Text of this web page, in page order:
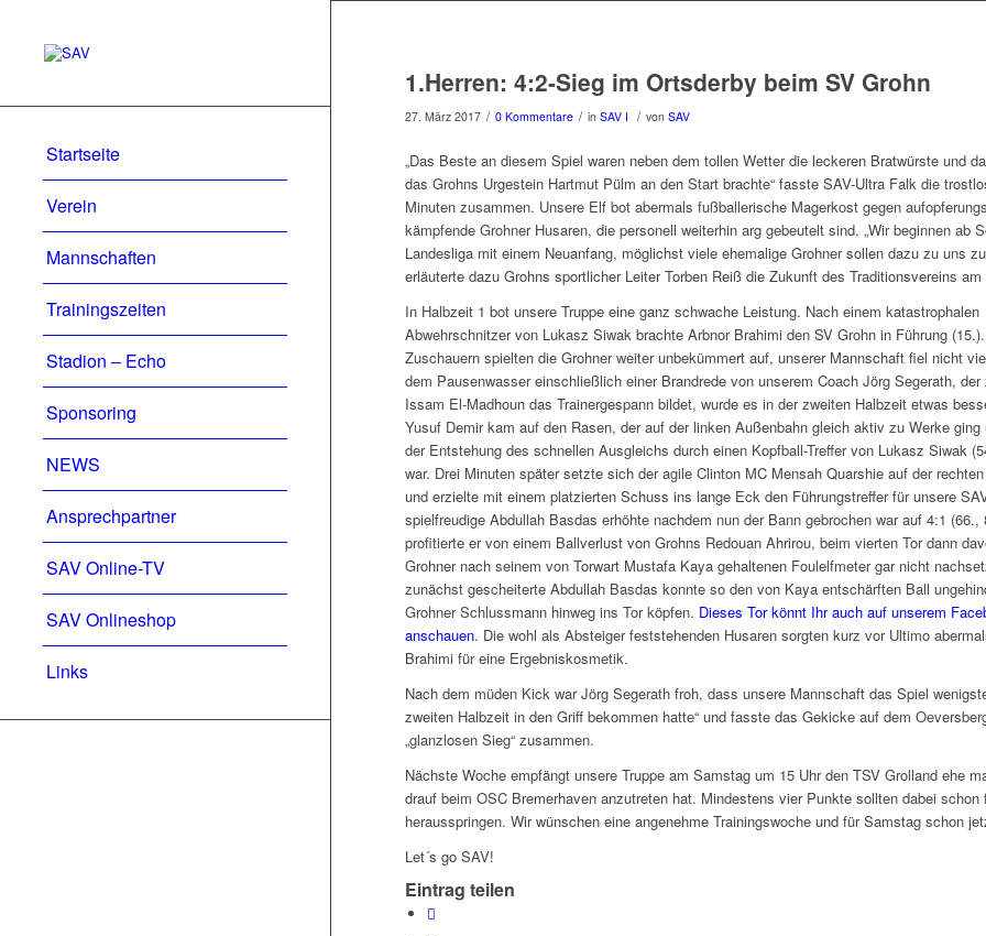
Startseite
Verein
Mannschaften
Trainingszeiten
Stadion – Echo
Sponsoring
NEWS
Ansprechpartner
SAV Online-TV
SAV Onlineshop
Links
1.Herren: 4:2-Sieg im Ortsderby beim SV Grohn
27. März 2017 / 0 Kommentare / in SAV I / von SAV
„Das Beste an diesem Spiel waren neben dem tollen Wetter die leckeren Bratwürste und
das Grohns Urgestein Hartmut Pülm an den Start brachte“ fasste SAV-Ultra Falk die
Minuten zusammen. Unsere Elf bot abermals fußballerische Magerkost gegen
kämpfende Grohner Husaren, die personell weiterhin arg gebeutelt sind. „Wir beginnen ab
Landesliga mit einem Neuanfang, möglichst viele ehemalige Grohner sollen dazu zu uns
erläuterte dazu Grohns sportlicher Leiter Torben Reiß die Zukunft des Traditionsvereins
In Halbzeit 1 bot unsere Truppe eine ganz schwache Leistung. Nach einem katastrophalen
Abwehrschnitzer von Lukasz Siwak brachte Arbnor Brahimi den SV Grohn in Führung
Zuschauern spielten die Grohner weiter unbekümmert auf, unserer Mannschaft fiel nicht
dem Pausenwasser einschließlich einer Brandrede von unserem Coach Jörg Segerath,
Issam El-Madhoun das Trainergespann bildet, wurde es in der zweiten Halbzeit etwas
Yusuf Demir kam auf den Rasen, der auf der linken Außenbahn gleich aktiv zu Werke ging
der Entstehung des schnellen Ausgleichs durch einen Kopfball-Treffer von Lukasz Siwak
war. Drei Minuten später setzte sich der agile Clinton MC Mensah Quarshie auf der
und erzielte mit einem platzierten Schuss ins lange Eck den Führungstreffer für unsere
spielfreudige Abdullah Basdas erhöhte nachdem nun der Bann gebrochen war auf 4:1 (66.,
profitierte er von einem Ballverlust von Grohns Redouan Ahrirou, beim vierten Tor dann
Grohner nach seinem von Torwart Mustafa Kaya gehaltenen Foulelfmeter gar nicht
zunächst gescheiterte Abdullah Basdas konnte so den von Kaya entschärften Ball
Grohner Schlussmann hinweg ins Tor köpfen. Dieses Tor könnt Ihr auch auf unserem
anschauen. Die wohl als Absteiger feststehenden Husaren sorgten kurz vor Ultimo
Brahimi für eine Ergebniskosmetik.
Nach dem müden Kick war Jörg Segerath froh, dass unsere Mannschaft das Spiel
zweiten Halbzeit in den Griff bekommen hatte“ und fasste das Gekicke auf dem
„glanzlosen Sieg“ zusammen.
Nächste Woche empfängt unsere Truppe am Samstag um 15 Uhr den TSV Grolland ehe
drauf beim OSC Bremerhaven anzutreten hat. Mindestens vier Punkte sollten dabei schon
herausspringen. Wir wünschen eine angenehme Trainingswoche und für Samstag schon
Let´s go SAV!
Eintrag teilen